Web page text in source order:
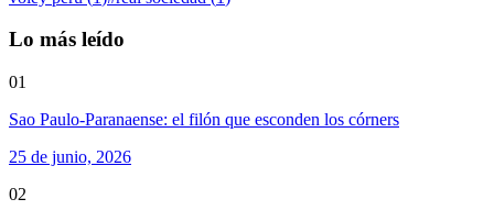
Lo más leído
01
Sao Paulo-Paranaense: el filón que esconden los córners
25 de junio, 2026
02